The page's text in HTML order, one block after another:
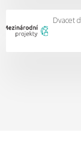
Dvacet